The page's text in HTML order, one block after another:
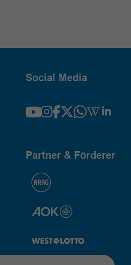
Social Media
Partner & Förderer